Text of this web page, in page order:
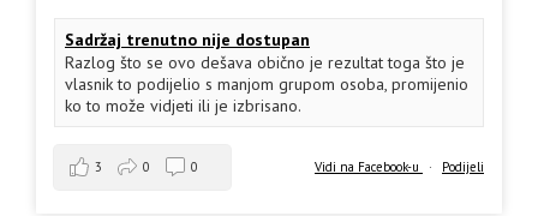
Sadržaj trenutno nije dostupan
Razlog što se ovo dešava obično je rezultat toga što je
vlasnik to podijelio s manjom grupom osoba, promijenio
ko to može vidjeti ili je izbrisano.
Vidi na Facebook-u · Podijeli
3 0 0